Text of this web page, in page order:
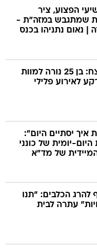
הפצוע, ציר
שמתגבש במזה"ת -
| נאום נתניהו בכנס
חשד לרצח: בן 25 נורה למוות
לאירוע פלילי
איך יסתיים היום":
יומית של כונני
של מד"א
להרג הכלבים: "תנו
עתרה לבית